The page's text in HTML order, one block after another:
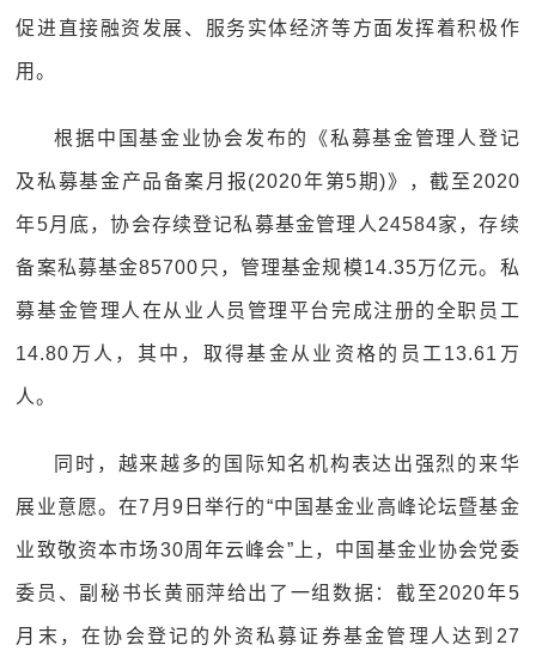
促进直接融资发展、服务实体经济等方面发挥着积极作
用。
根据中国基金业协会发布的《私募基金管理人登记
及私募基金产品备案月报(2020年第5期)》，截至2020
年5月底，协会存续登记私募基金管理人24584家，存续
备案私募基金85700只，管理基金规模14.35万亿元。私
募基金管理人在从业人员管理平台完成注册的全职员工
14.80万人，其中，取得基金从业资格的员工13.61万
人。
同时，越来越多的国际知名机构表达出强烈的来华
展业意愿。在7月9日举行的“中国基金业高峰论坛暨基金
业致敬资本市场30周年云峰会”上，中国基金业协会党委
委员、副秘书长黄丽萍给出了一组数据：截至2020年5
月末，在协会登记的外资私募证券基金管理人达到27